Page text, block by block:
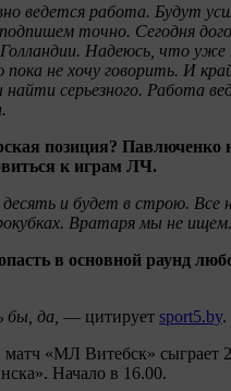
ведется работа. Будут
подпишем точно. Сегодня
Голландии. Надеюсь, что
не хочу говорить. И
найти серьезного. Работа
позиция? Павлюченко
к играм ЛЧ.
и будет в строю. Все
Вратаря мы не ищем.
в основной раунд
бы, да, — цитирует sport5.by.
«МЛ Витебск» сыграет
Начало в 16.00.